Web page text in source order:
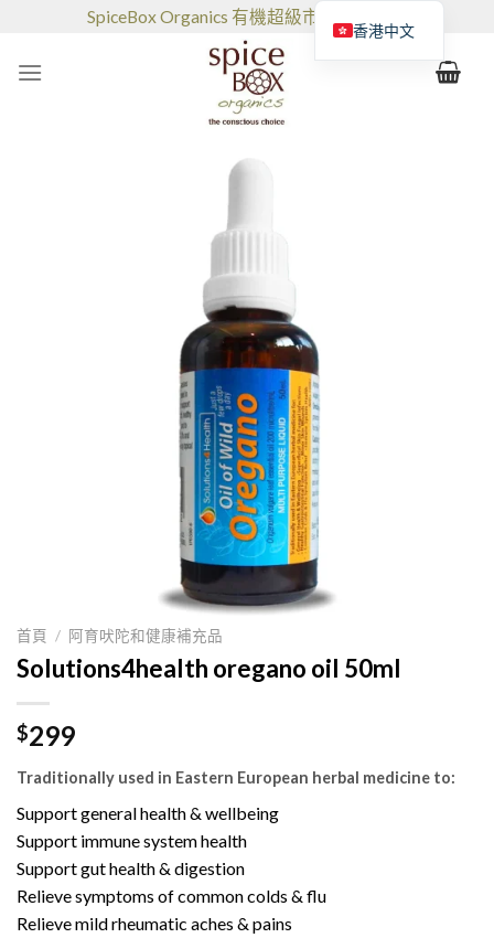
SpiceBox Organics 有機超級市場和咖啡館
首頁 / 阿育吠陀和健康補充品
Solutions4health oregano oil 50ml
$299
Traditionally used in Eastern European herbal medicine to:
Support general health & wellbeing
Support immune system health
Support gut health & digestion
Relieve symptoms of common colds & flu
Relieve mild rheumatic aches & pains
香港中文